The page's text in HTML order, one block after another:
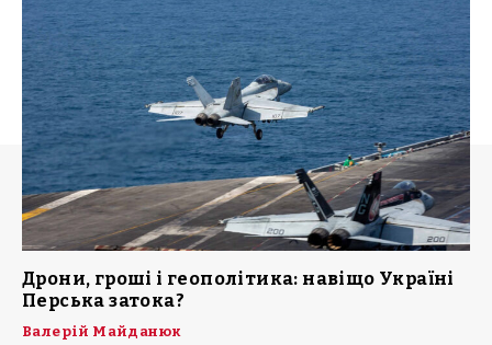
Дрони, гроші і геополітика: навіщо Україні
Перська затока?
Валерій Майданюк